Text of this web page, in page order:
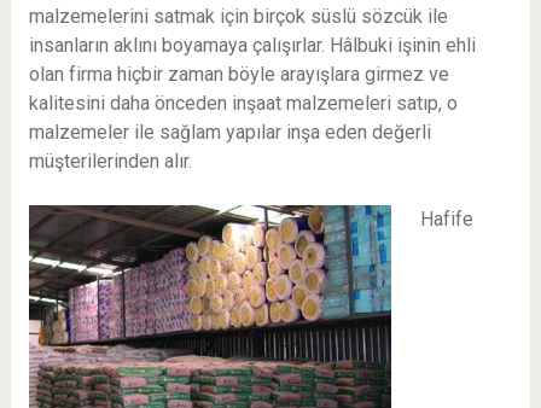
malzemelerini satmak için birçok süslü sözcük ile
insanların aklını boyamaya çalışırlar. Hâlbuki işinin ehli
olan firma hiçbir zaman böyle arayışlara girmez ve
kalitesini daha önceden inşaat malzemeleri satıp, o
malzemeler ile sağlam yapılar inşa eden değerli
müşterilerinden alır.
Hafife